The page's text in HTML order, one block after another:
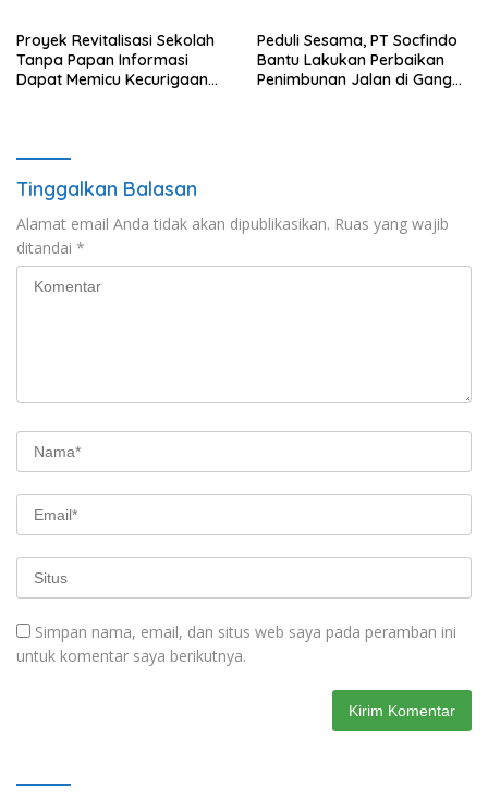
Proyek Revitalisasi Sekolah
Tanpa Papan Informasi
Dapat Memicu Kecurigaan
Peduli Sesama, PT Socfindo
Bantu Lakukan Perbaikan
Penimbunan Jalan di Gang
Tinggalkan Balasan
Alamat email Anda tidak akan dipublikasikan. Ruas yang wajib
ditandai *
Simpan nama, email, dan situs web saya pada peramban ini
untuk komentar saya berikutnya.